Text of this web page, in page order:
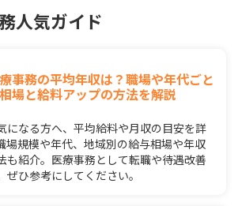
人気ガイド
事務の平均年収は？職場や年代ごと
場と給料アップの方法を解説
になる方へ、平均給料や月収の目安を詳
場規模や年代、地域別の給与相場や年収
も紹介。医療事務として転職や待遇改善
ひ参考にしてください。